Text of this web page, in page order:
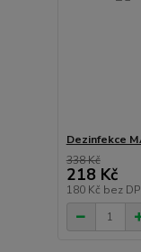
Dezinfekce
338 Kč
218 Kč
180 Kč bez